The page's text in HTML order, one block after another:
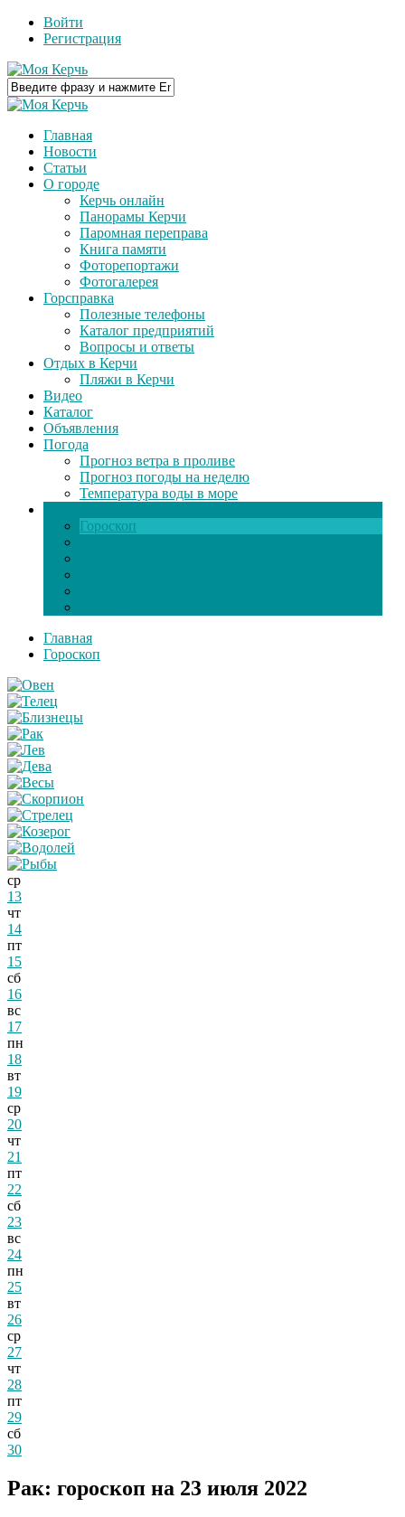
Войти
Регистрация
Главная
Новости
Статьи
О городе
Керчь онлайн
Панорамы Керчи
Паромная переправа
Книга памяти
Фоторепортажи
Фотогалерея
Горсправка
Полезные телефоны
Каталог предприятий
Вопросы и ответы
Отдых в Керчи
Пляжи в Керчи
Видео
Каталог
Объявления
Погода
Прогноз ветра в проливе
Прогноз погоды на неделю
Температура воды в море
Гороскоп
Главная
Гороскоп
ср
13
чт
14
пт
15
сб
16
вс
17
пн
18
вт
19
ср
20
чт
21
пт
22
сб
23
вс
24
пн
25
вт
26
ср
27
чт
28
пт
29
сб
30
Рак: гороскоп на 23 июля 2022